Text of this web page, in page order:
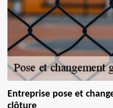
Entreprise pose et
clôture